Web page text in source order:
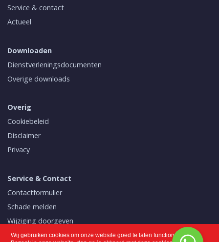
Wij gebruiken cookies om onze website goed te laten functioneren.
Service & contact
Actueel
Downloaden
Dienstverleningsdocumenten
Overige downloads
Overig
Cookiebeleid
Disclaimer
Privacy
Service & Contact
Contactformulier
Schade melden
Wijziging doorgeven
Mijn polissen